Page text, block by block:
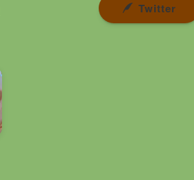
Twitter